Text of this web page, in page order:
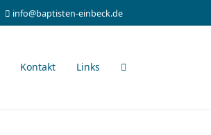
info@baptisten-einbeck.de
Kontakt Links